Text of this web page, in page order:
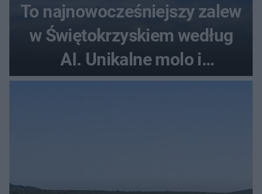
To najnowocześniejszy zalew
w Świętokrzyskiem według
AI. Unikalne molo i
promenada